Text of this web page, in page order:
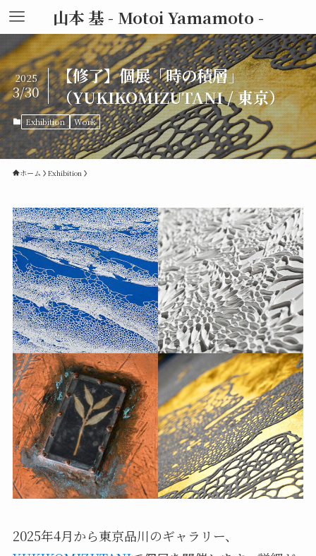
山本 基 - Motoi Yamamoto -
【修了】個展「時の積層」
（YUKIKOMIZUTANI / 東京）
2025
3/30
Exhibition Work
ホーム Exhibition
2025年4月から東京品川のギャラリー、